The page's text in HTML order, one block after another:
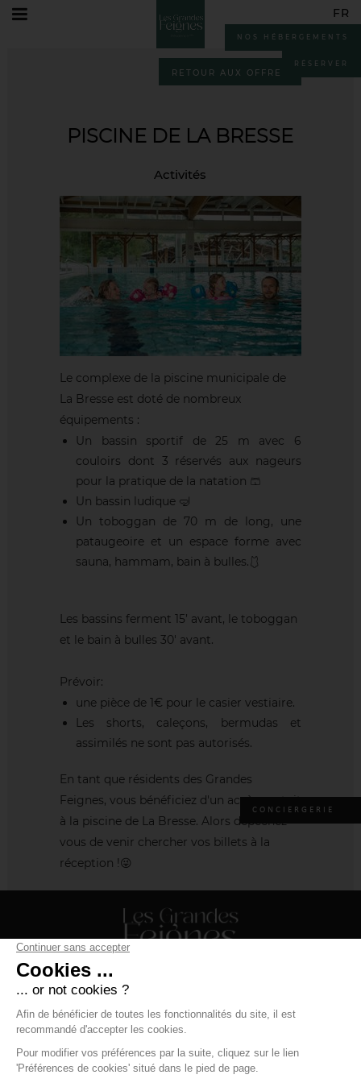
NOS HÉBERGEMENTS
RÉSERVER
FR
FR
EN
CONCIERGERIE
RETOUR AUX OFFRES
PISCINE DE LA BRESSE
Activités
Le complexe de la piscine municipale de
La Bresse est doté de nombreux
équipements :
Un bassin sportif de 25 m avec 6
couloirs dont 3 réservés aux nageurs
pour la pratique de la natation 🩳
Un bassin ludique 🤿
Un toboggan de 70 m de long, une
pataugeoire et un espace forme avec
sauna, hammam, bain à bulles.🩱
Les bassins ferment 15’ avant, le toboggan
et le bain à bulles 30' avant.
Prévoir:
une pièce de 1€ pour le casier vestiaire.
Les shorts, caleçons, bermudas et
assimilés ne sont pas autorisés.
En tant que résidents des Grandes
Feignes, vous bénéficiez d'un accès gratuit
à la piscine de La Bresse. Alors dépêchez-
vous de venir chercher vos billets à la
réception !😜
Résidence Les Grandes Feignes ***
88 route de Vologne - 88250 La Bresse
+33 (0)3 29 25 70 20
Conditions générales de ventes- Modifier les cookies-Mentions légales- Contact- Boondooa